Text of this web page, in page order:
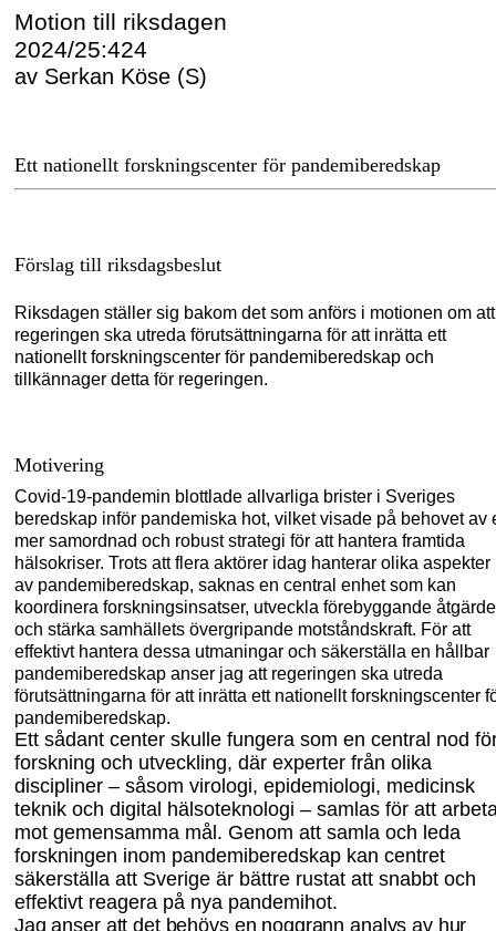
Motion till riksdagen
2024/25:424
av Serkan Köse (S)
Ett nationellt forskningscenter för pandemiberedskap
Förslag till riksdagsbeslut
Riksdagen ställer sig bakom det som anförs i motionen om att
regeringen ska utreda förutsättningarna för att inrätta ett
nationellt forskningscenter för pandemiberedskap och
tillkännager detta för regeringen.
Motivering
Covid-19-pandemin blottlade allvarliga brister i Sveriges
beredskap inför pandemiska hot, vilket visade på behovet av
mer samordnad och robust strategi för att hantera framtida
hälsokriser. Trots att flera aktörer idag hanterar olika aspekter
av pandemiberedskap, saknas en central enhet som kan
koordinera forskningsinsatser, utveckla förebyggande
och stärka samhällets övergripande motståndskraft. För att
effektivt hantera dessa utmaningar och säkerställa en hållbar
pandemiberedskap anser jag att regeringen ska utreda
förutsättningarna för att inrätta ett nationellt forskningscenter
pandemiberedskap.
Ett sådant center skulle fungera som en central nod
forskning och utveckling, där experter från olika
discipliner – såsom virologi, epidemiologi, medicinsk
teknik och digital hälsoteknologi – samlas för att
mot gemensamma mål. Genom att samla och leda
forskningen inom pandemiberedskap kan centret
säkerställa att Sverige är bättre rustat att snabbt och
effektivt reagera på nya pandemihot.
Jag anser att det behövs en noggrann analys av hur